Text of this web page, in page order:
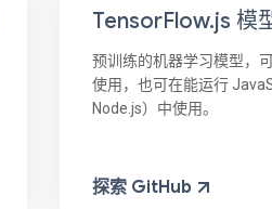
TensorFlow.js 模
预训练的机器学习模型，
使用，也可在能运行
Node.js）中使用。
探索 GitHub